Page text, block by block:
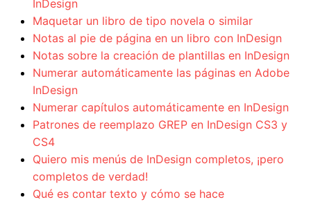
InDesign
Maquetar un libro de tipo novela o similar
Notas al pie de página en un libro con InDesign
Notas sobre la creación de plantillas en InDesign
Numerar automáticamente las páginas en Adobe
InDesign
Numerar capítulos automáticamente en InDesign
Patrones de reemplazo GREP en InDesign CS3 y
CS4
Quiero mis menús de InDesign completos, ¡pero
completos de verdad!
Qué es contar texto y cómo se hace